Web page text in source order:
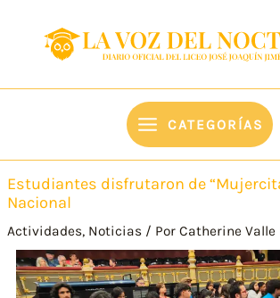
contenido
CATEGORÍAS
Estudiantes disfrutaron de
Nacional
Actividades, Noticias / PorCatherine Valle